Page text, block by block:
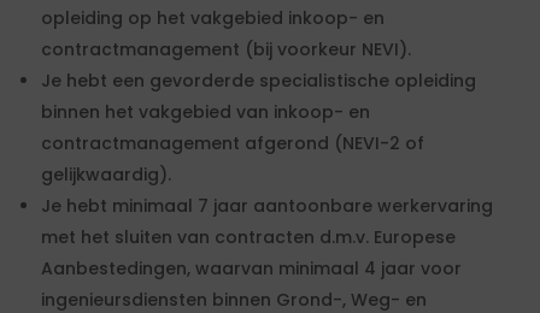
opleiding op het vakgebied inkoop- en
contractmanagement (bij voorkeur NEVI).
Je hebt een gevorderde specialistische opleiding
binnen het vakgebied van inkoop- en
contractmanagement afgerond (NEVI-2 of
gelijkwaardig).
Je hebt minimaal 7 jaar aantoonbare werkervaring
met het sluiten van contracten d.m.v. Europese
Aanbestedingen, waarvan minimaal 4 jaar voor
ingenieursdiensten binnen Grond-, Weg- en